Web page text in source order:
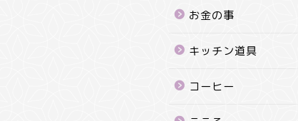
お金の事
キッチン道具
コーヒー